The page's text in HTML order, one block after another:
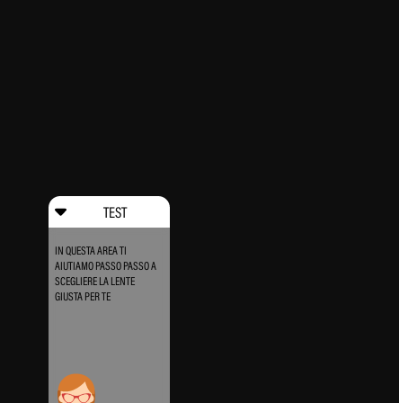
TEST
IN QUESTA AREA TI
AIUTIAMO PASSO PASSO A
SCEGLIERE LA LENTE
GIUSTA PER TE